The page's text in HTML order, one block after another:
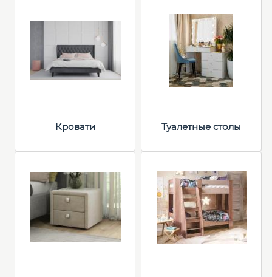
Кровати Туалетные столы